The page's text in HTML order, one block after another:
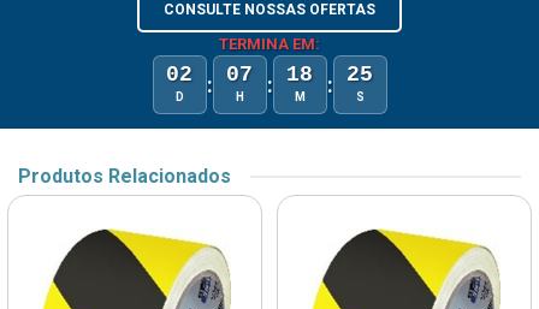
CONSULTE NOSSAS OFERTAS
TERMINA EM:
02
D : 07
H : 18
M : 25
S
Produtos Relacionados